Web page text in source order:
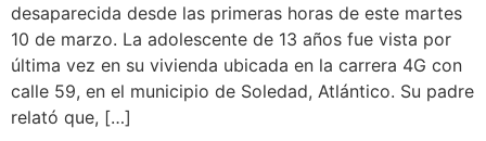
desaparecida desde las primeras horas de este martes
10 de marzo. La adolescente de 13 años fue vista por
última vez en su vivienda ubicada en la carrera 4G con
calle 59, en el municipio de Soledad, Atlántico. Su padre
relató que, […]